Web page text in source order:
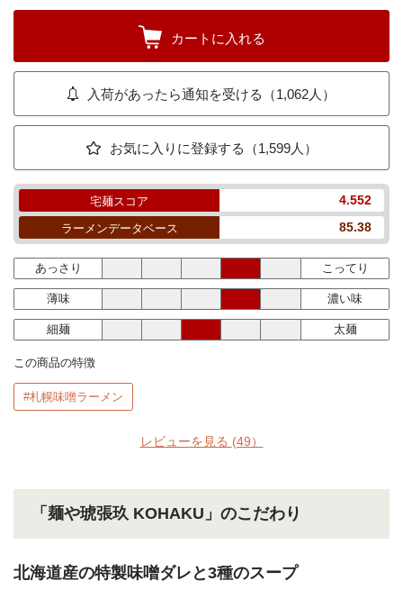
カートに入れる
入荷があったら通知を受ける（1,062人）
お気に入りに登録する（1,599人）
宅麺スコア 4.552
ラーメンデータベース 85.38
あっさり こってり
薄味 濃い味
細麺 太麺
この商品の特徴
#札幌味噌ラーメン
レビューを見る (49）
「麺や琥張玖 KOHAKU」のこだわり
北海道産の特製味噌ダレと3種のスープ